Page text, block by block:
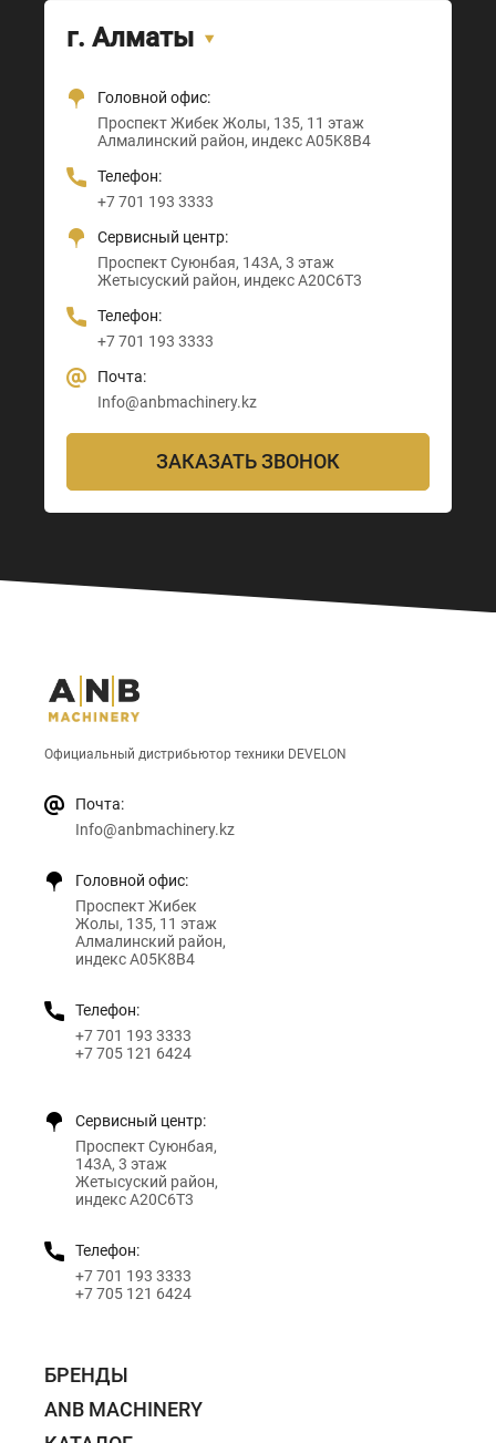
г. Алматы
Головной офис:
Проспект Жибек Жолы, 135, 11 этаж
Алмалинский район, индекс A05K8B4
Телефон:
+7 701 193 3333
Сервисный центр:
Проспект Суюнбая, 143А, 3 этаж
Жетысуский район, индекс A20C6T3
Телефон:
+7 701 193 3333
Почта:
Info@anbmachinery.kz
Офис + Шоу-рум:
Астана-Караганда трасса, 3
Алматы район, индекс Z00T3F3
Телефон:
+7 705 121 64 24
Почта:
Info@anbmachinery.kz
Тамерлановское шоссе, 205
Абайский район, индекс 160020
+7 705 121 64 24
Info@anbmachinery.kz
Проспект Санкибай батыра, 22
Индекс D00M4X4
+7 705 121 64 24
Info@anbmachinery.kz
ЗАКАЗАТЬ ЗВОНОК
Официальный дистрибьютор техники DEVELON
Почта:
Info@anbmachinery.kz
Головной офис:
Проспект Жибек
Жолы, 135, 11 этаж
Алмалинский район,
индекс A05K8B4
Телефон:
+7 701 193 3333
+7 705 121 6424
Сервисный центр:
Проспект Суюнбая,
143А, 3 этаж
Жетысуский район,
индекс A20C6T3
Телефон:
+7 701 193 3333
+7 705 121 6424
БРЕНДЫ
ANB MACHINERY